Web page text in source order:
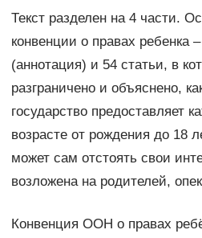
Текст разделен на 4 части.
конвенции о правах ребенка
(аннотация) и 54 статьи, в
разграничено и объяснено,
государство предоставляет
возрасте от рождения до 18
может сам отстоять свои
возложена на родителей,
Конвенция ООН о правах